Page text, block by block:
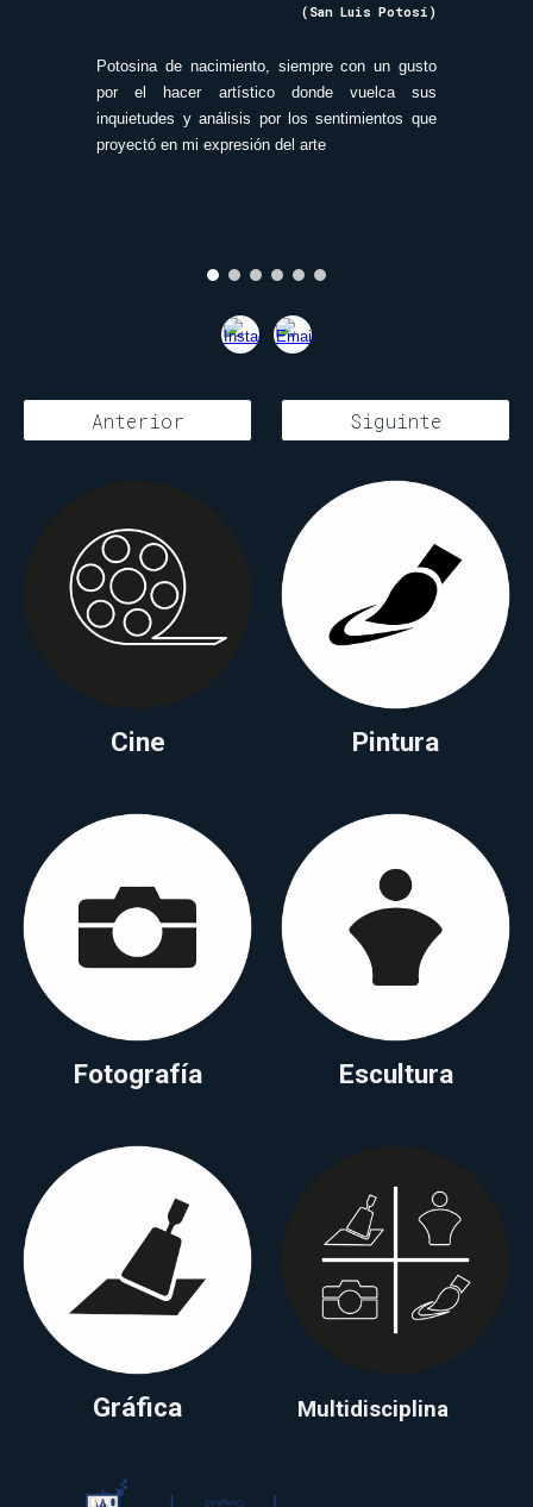
(San Luis Potosí)
Potosina de nacimiento, siempre con un gusto
por el hacer artístico donde vuelca sus
inquietudes y análisis por los sentimientos que
proyectó en mi expresión del arte
Anterior Siguinte
Cine Pintura
Fotografía Escultura
Gráfica Multidisciplina